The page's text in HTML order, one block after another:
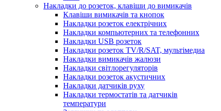
Накладки до розеток, клавіши до вимикачів
Клавіши вимикачів та кнопок
Накладки розеток електрічних
Накладки компьютерних та телефонних
Накладки USB розеток
Накладки розеток TV/R/SAT, мультімедиа
Накладки вимикачів жалюзи
Накладки світлорегуляторів
Накладки розеток акустичних
Накладки датчиків руху
Накладки термостатів та датчиків
температури